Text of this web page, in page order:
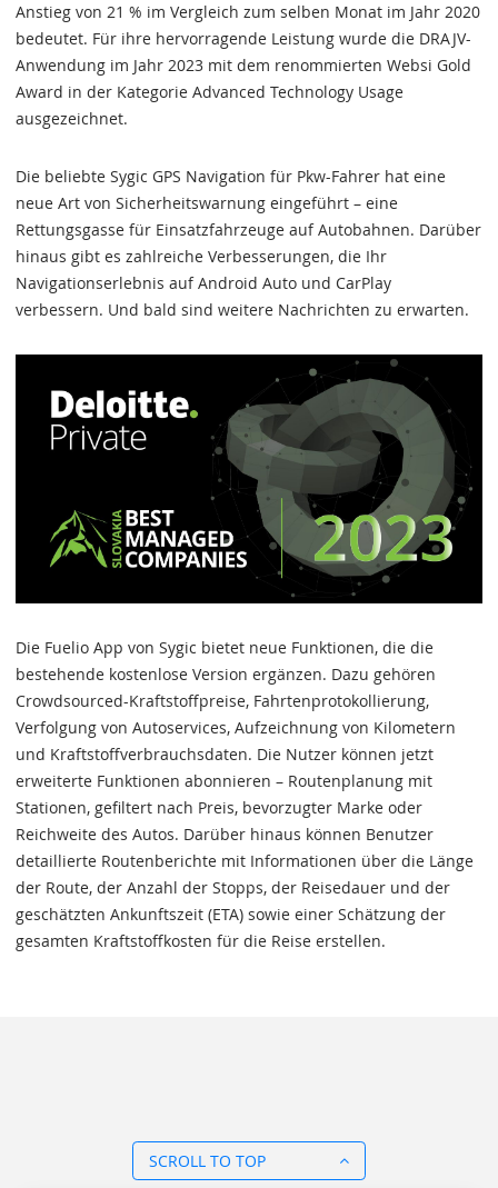
Anstieg von 21 % im Vergleich zum selben Monat im Jahr 2020
bedeutet. Für ihre hervorragende Leistung wurde die DRAJV-
Anwendung im Jahr 2023 mit dem renommierten Websi Gold
Award in der Kategorie Advanced Technology Usage
ausgezeichnet.
Die beliebte Sygic GPS Navigation für Pkw-Fahrer hat eine
neue Art von Sicherheitswarnung eingeführt – eine
Rettungsgasse für Einsatzfahrzeuge auf Autobahnen. Darüber
hinaus gibt es zahlreiche Verbesserungen, die Ihr
Navigationserlebnis auf Android Auto und CarPlay
verbessern. Und bald sind weitere Nachrichten zu erwarten.
Die Fuelio App von Sygic bietet neue Funktionen, die die
bestehende kostenlose Version ergänzen. Dazu gehören
Crowdsourced-Kraftstoffpreise, Fahrtenprotokollierung,
Verfolgung von Autoservices, Aufzeichnung von Kilometern
und Kraftstoffverbrauchsdaten. Die Nutzer können jetzt
erweiterte Funktionen abonnieren – Routenplanung mit
Stationen, gefiltert nach Preis, bevorzugter Marke oder
Reichweite des Autos. Darüber hinaus können Benutzer
detaillierte Routenberichte mit Informationen über die Länge
der Route, der Anzahl der Stopps, der Reisedauer und der
geschätzten Ankunftszeit (ETA) sowie einer Schätzung der
gesamten Kraftstoffkosten für die Reise erstellen.
SCROLL TO TOP